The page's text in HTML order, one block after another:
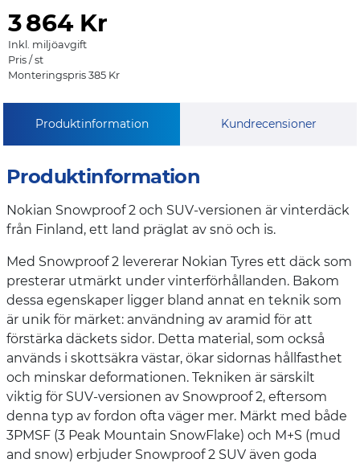
3864 Kr
Inkl. miljöavgift
Pris / st
Monteringspris 385 Kr
Produktinformation Kundrecensioner
Produktinformation
Nokian Snowproof 2 och SUV-versionen är vinterdäck
från Finland, ett land präglat av snö och is.
Med Snowproof 2 levererar Nokian Tyres ett däck som
presterar utmärkt under vinterförhållanden. Bakom
dessa egenskaper ligger bland annat en teknik som
är unik för märket: användning av aramid för att
förstärka däckets sidor. Detta material, som också
används i skottsäkra västar, ökar sidornas hållfasthet
och minskar deformationen. Tekniken är särskilt
viktig för SUV-versionen av Snowproof 2, eftersom
denna typ av fordon ofta väger mer. Märkt med både
3PMSF (3 Peak Mountain SnowFlake) och M+S (mud
and snow) erbjuder Snowproof 2 SUV även goda